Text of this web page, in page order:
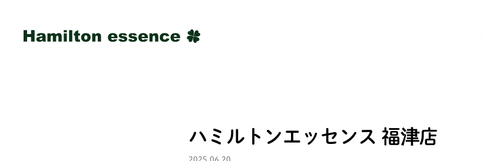
ハミルトンエッセンス 福津店